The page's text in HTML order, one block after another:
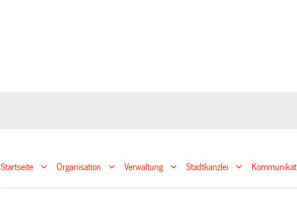
Startseite Organisation Verwaltung Stadtkanzlei